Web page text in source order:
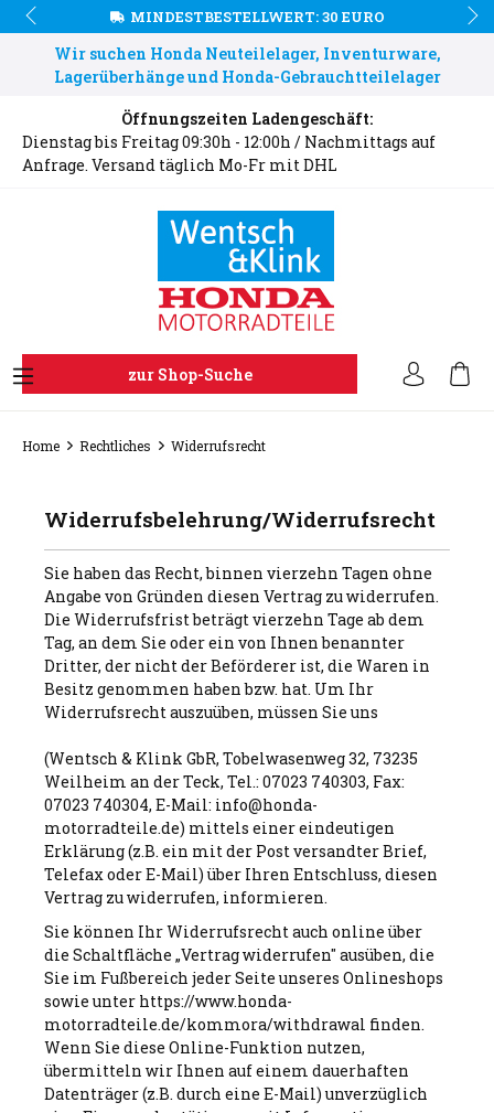
MINDESTBESTELLWERT: 30 EURO
Wir suchen Honda Neuteilelager, Inventurware,
Lagerüberhänge und Honda-Gebrauchtteilelager
Öffnungszeiten Ladengeschäft:
Dienstag bis Freitag 09:30h - 12:00h / Nachmittags auf
Anfrage. Versand täglich Mo-Fr mit DHL
zur Shop-Suche
Home Rechtliches Widerrufsrecht
Widerrufsbelehrung/Widerrufsrecht
Sie haben das Recht, binnen vierzehn Tagen ohne
Angabe von Gründen diesen Vertrag zu widerrufen.
Die Widerrufsfrist beträgt vierzehn Tage ab dem
Tag, an dem Sie oder ein von Ihnen benannter
Dritter, der nicht der Beförderer ist, die Waren in
Besitz genommen haben bzw. hat. Um Ihr
Widerrufsrecht auszuüben, müssen Sie uns
(Wentsch & Klink GbR, Tobelwasenweg 32, 73235
Weilheim an der Teck, Tel.: 07023 740303, Fax:
07023 740304, E-Mail: info@honda-
motorradteile.de) mittels einer eindeutigen
Erklärung (z.B. ein mit der Post versandter Brief,
Telefax oder E-Mail) über Ihren Entschluss, diesen
Vertrag zu widerrufen, informieren.
Sie können Ihr Widerrufsrecht auch online über
die Schaltfläche „Vertrag widerrufen" ausüben, die
Sie im Fußbereich jeder Seite unseres Onlineshops
sowie unter https://www.honda-
motorradteile.de/kommora/withdrawal finden.
Wenn Sie diese Online-Funktion nutzen,
übermitteln wir Ihnen auf einem dauerhaften
Datenträger (z.B. durch eine E-Mail) unverzüglich